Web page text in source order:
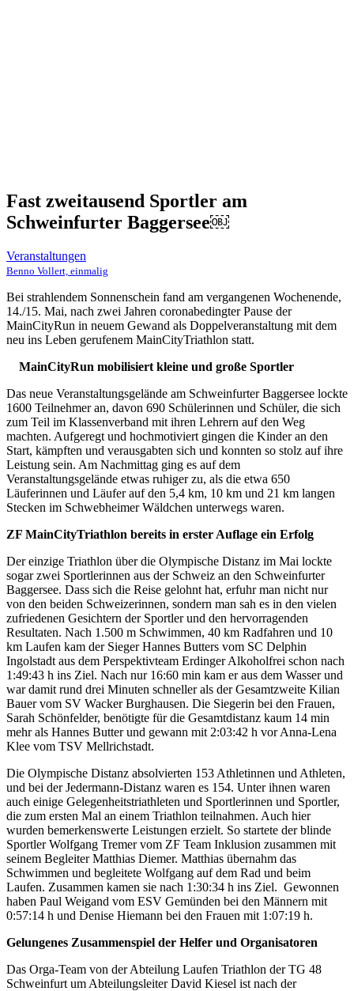
Fast zweitausend Sportler am
Schweinfurter Baggersee￼
Veranstaltungen
Benno Vollert, einmalig
Bei strahlendem Sonnenschein fand am vergangenen Wochenende,
14./15. Mai, nach zwei Jahren coronabedingter Pause der
MainCityRun in neuem Gewand als Doppelveranstaltung mit dem
neu ins Leben gerufenem MainCityTriathlon statt.
MainCityRun mobilisiert kleine und große Sportler
Das neue Veranstaltungsgelände am Schweinfurter Baggersee lockte
1600 Teilnehmer an, davon 690 Schülerinnen und Schüler, die sich
zum Teil im Klassenverband mit ihren Lehrern auf den Weg
machten. Aufgeregt und hochmotiviert gingen die Kinder an den
Start, kämpften und verausgabten sich und konnten so stolz auf ihre
Leistung sein. Am Nachmittag ging es auf dem
Veranstaltungsgelände etwas ruhiger zu, als die etwa 650
Läuferinnen und Läufer auf den 5,4 km, 10 km und 21 km langen
Stecken im Schwebheimer Wäldchen unterwegs waren.
ZF MainCityTriathlon bereits in erster Auflage ein Erfolg
Der einzige Triathlon über die Olympische Distanz im Mai lockte
sogar zwei Sportlerinnen aus der Schweiz an den Schweinfurter
Baggersee. Dass sich die Reise gelohnt hat, erfuhr man nicht nur
von den beiden Schweizerinnen, sondern man sah es in den vielen
zufriedenen Gesichtern der Sportler und den hervorragenden
Resultaten. Nach 1.500 m Schwimmen, 40 km Radfahren und 10
km Laufen kam der Sieger Hannes Butters vom SC Delphin
Ingolstadt aus dem Perspektivteam Erdinger Alkoholfrei schon nach
1:49:43 h ins Ziel. Nach nur 16:60 min kam er aus dem Wasser und
war damit rund drei Minuten schneller als der Gesamtzweite Kilian
Bauer vom SV Wacker Burghausen. Die Siegerin bei den Frauen,
Sarah Schönfelder, benötigte für die Gesamtdistanz kaum 14 min
mehr als Hannes Butter und gewann mit 2:03:42 h vor Anna-Lena
Klee vom TSV Mellrichstadt.
Die Olympische Distanz absolvierten 153 Athletinnen und Athleten,
und bei der Jedermann-Distanz waren es 154. Unter ihnen waren
auch einige Gelegenheitstriathleten und Sportlerinnen und Sportler,
die zum ersten Mal an einem Triathlon teilnahmen. Auch hier
wurden bemerkenswerte Leistungen erzielt. So startete der blinde
Sportler Wolfgang Tremer vom ZF Team Inklusion zusammen mit
seinem Begleiter Matthias Diemer. Matthias übernahm das
Schwimmen und begleitete Wolfgang auf dem Rad und beim
Laufen. Zusammen kamen sie nach 1:30:34 h ins Ziel. Gewonnen
haben Paul Weigand vom ESV Gemünden bei den Männern mit
0:57:14 h und Denise Hiemann bei den Frauen mit 1:07:19 h.
Gelungenes Zusammenspiel der Helfer und Organisatoren
Das Orga-Team von der Abteilung Laufen Triathlon der TG 48
Schweinfurt um Abteilungsleiter David Kiesel ist nach der